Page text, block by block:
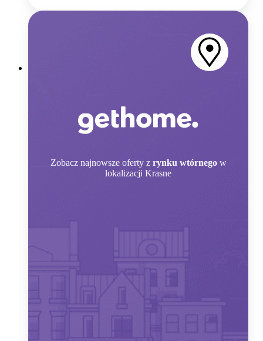
Zobacz najnowsze oferty z rynku wtórnego w
lokalizacji Krasne